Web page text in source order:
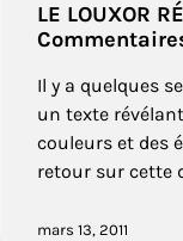
LE LOUXOR
Il y a quelques
un texte
couleurs et des
retour sur cette
mars 13, 2011